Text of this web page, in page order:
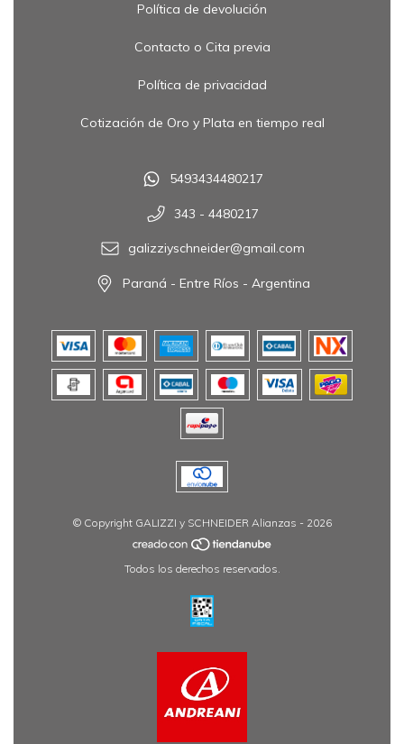
Política de devolución
Contacto o Cita previa
Política de privacidad
Cotización de Oro y Plata en tiempo real
5493434480217
343 - 4480217
galizziyschneider@gmail.com
Paraná - Entre Ríos - Argentina
© Copyright GALIZZI y SCHNEIDER Alianzas - 2026
Todos los derechos reservados.